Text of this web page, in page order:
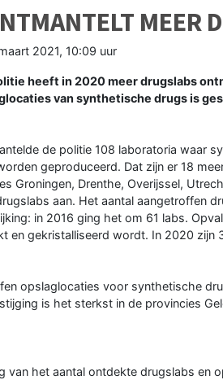
MEER
2021, 10:09 uur
heeft in 2020 meer drugslabs
van synthetische drugs is
de politie 108 laboratoria waar
geproduceerd. Dat zijn er 18
Groningen, Drenthe, Overijssel,
aan. Het aantal aangetroffen
in 2016 ging het om 61 labs.
en gekristalliseerd wordt. In 2020 zijn
opslaglocaties voor synthetische
is het sterkst in de provincies
van het aantal ontdekte drugslabs en